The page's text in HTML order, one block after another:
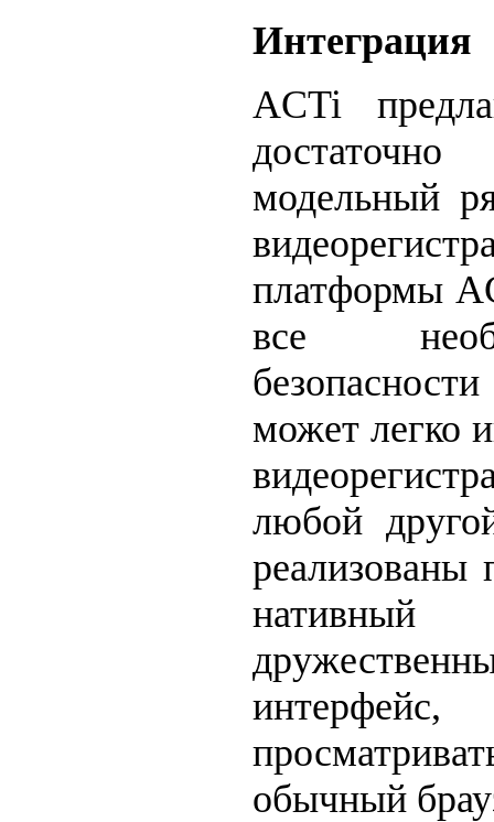
Интеграция
ACTi
модельный
платформы
все
может легко
любой
обычный